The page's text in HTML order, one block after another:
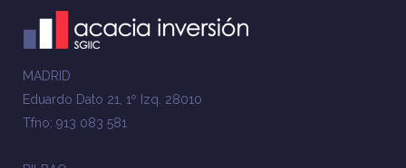
MADRID
Eduardo Dato 21, 1º Izq. 28010
Tfno: 913 083 581